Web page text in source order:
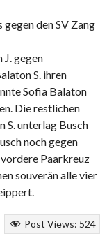
den SV Zang
gegen
S. ihren
Sofia Balaton
Die restlichen
S. unterlag Busch
noch gegen
Paarkreuz
souverän alle vier
Post Views: 524